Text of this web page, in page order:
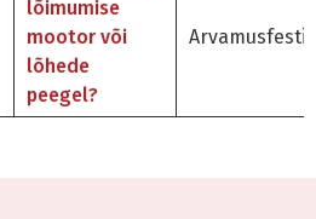
lõimumise
mootor või
lõhede
peegel?